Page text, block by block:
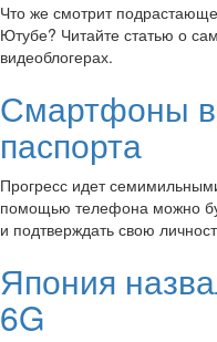
Что же смотрит
Ютубе? Читайте статью о
видеоблогерах.
Смартфоны в
паспорта
Прогресс идет
помощью телефона можно
и подтверждать свою
Япония
6G